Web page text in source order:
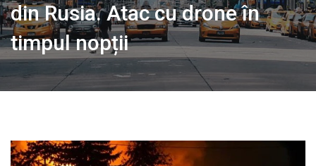
din Rusia. Atac cu drone în
timpul nopții